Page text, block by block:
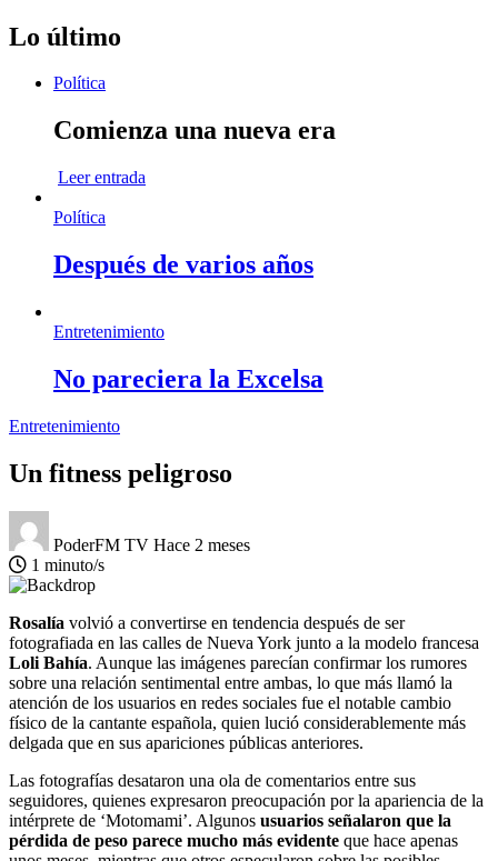
Lo último
Política
Comienza una nueva era
Leer entrada
Política
Después de varios años
Entretenimiento
No pareciera la Excelsa
Entretenimiento
Un fitness peligroso
PoderFM TV Hace 2 meses
1 minuto/s
Rosalía volvió a convertirse en tendencia después de ser
fotografiada en las calles de Nueva York junto a la modelo francesa
Loli Bahía. Aunque las imágenes parecían confirmar los rumores
sobre una relación sentimental entre ambas, lo que más llamó la
atención de los usuarios en redes sociales fue el notable cambio
físico de la cantante española, quien lució considerablemente más
delgada que en sus apariciones públicas anteriores.
Las fotografías desataron una ola de comentarios entre sus
seguidores, quienes expresaron preocupación por la apariencia de la
intérprete de ‘Motomami’. Algunos usuarios señalaron que la
pérdida de peso parece mucho más evidente que hace apenas